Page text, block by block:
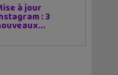
à jour
: 3